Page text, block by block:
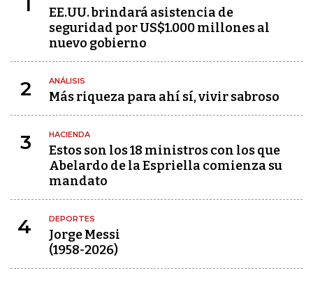
EE.UU. brindará asistencia de
seguridad por US$1.000 millones al
nuevo gobierno
2 ANÁLISIS
Más riqueza para ahí sí, vivir sabroso
3 HACIENDA
Estos son los 18 ministros con los que
Abelardo de la Espriella comienza su
mandato
4 DEPORTES
Jorge Messi
(1958-2026)